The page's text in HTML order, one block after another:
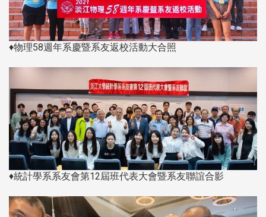
♦物理58週年系慶暨系友返校活動大合照
♦統計學系系友會第12屆班代表大會暨系友聯誼合影